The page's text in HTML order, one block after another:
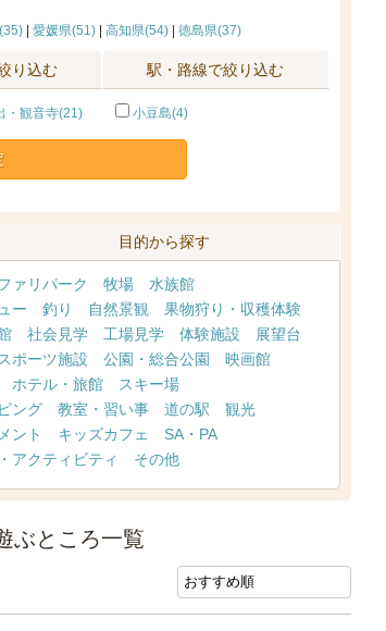
| 愛媛県(51)| 高知県(54)| 徳島県(37)
り込む 駅・路線で絞り込む
・観音寺(21) 小豆島(4)
目的から探す
ァリパーク 牧場
水族館
ー 釣り 自然景観
果物狩り・収穫体験
社会見学 工場見学 体験施設
展望台
スポーツ施設 公園・総合公園
映画館
ホテル・旅館
スキー場
ング 教室・習い事 道の駅
観光
ント キッズカフェ
SA・PA
アクティビティ その他
ぶところ一覧